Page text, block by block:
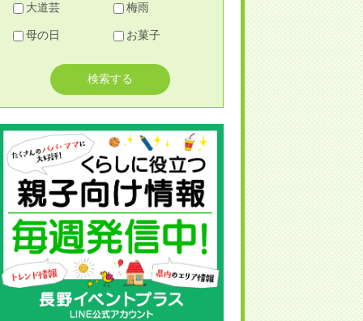
大道芸 梅雨
母の日 お菓子